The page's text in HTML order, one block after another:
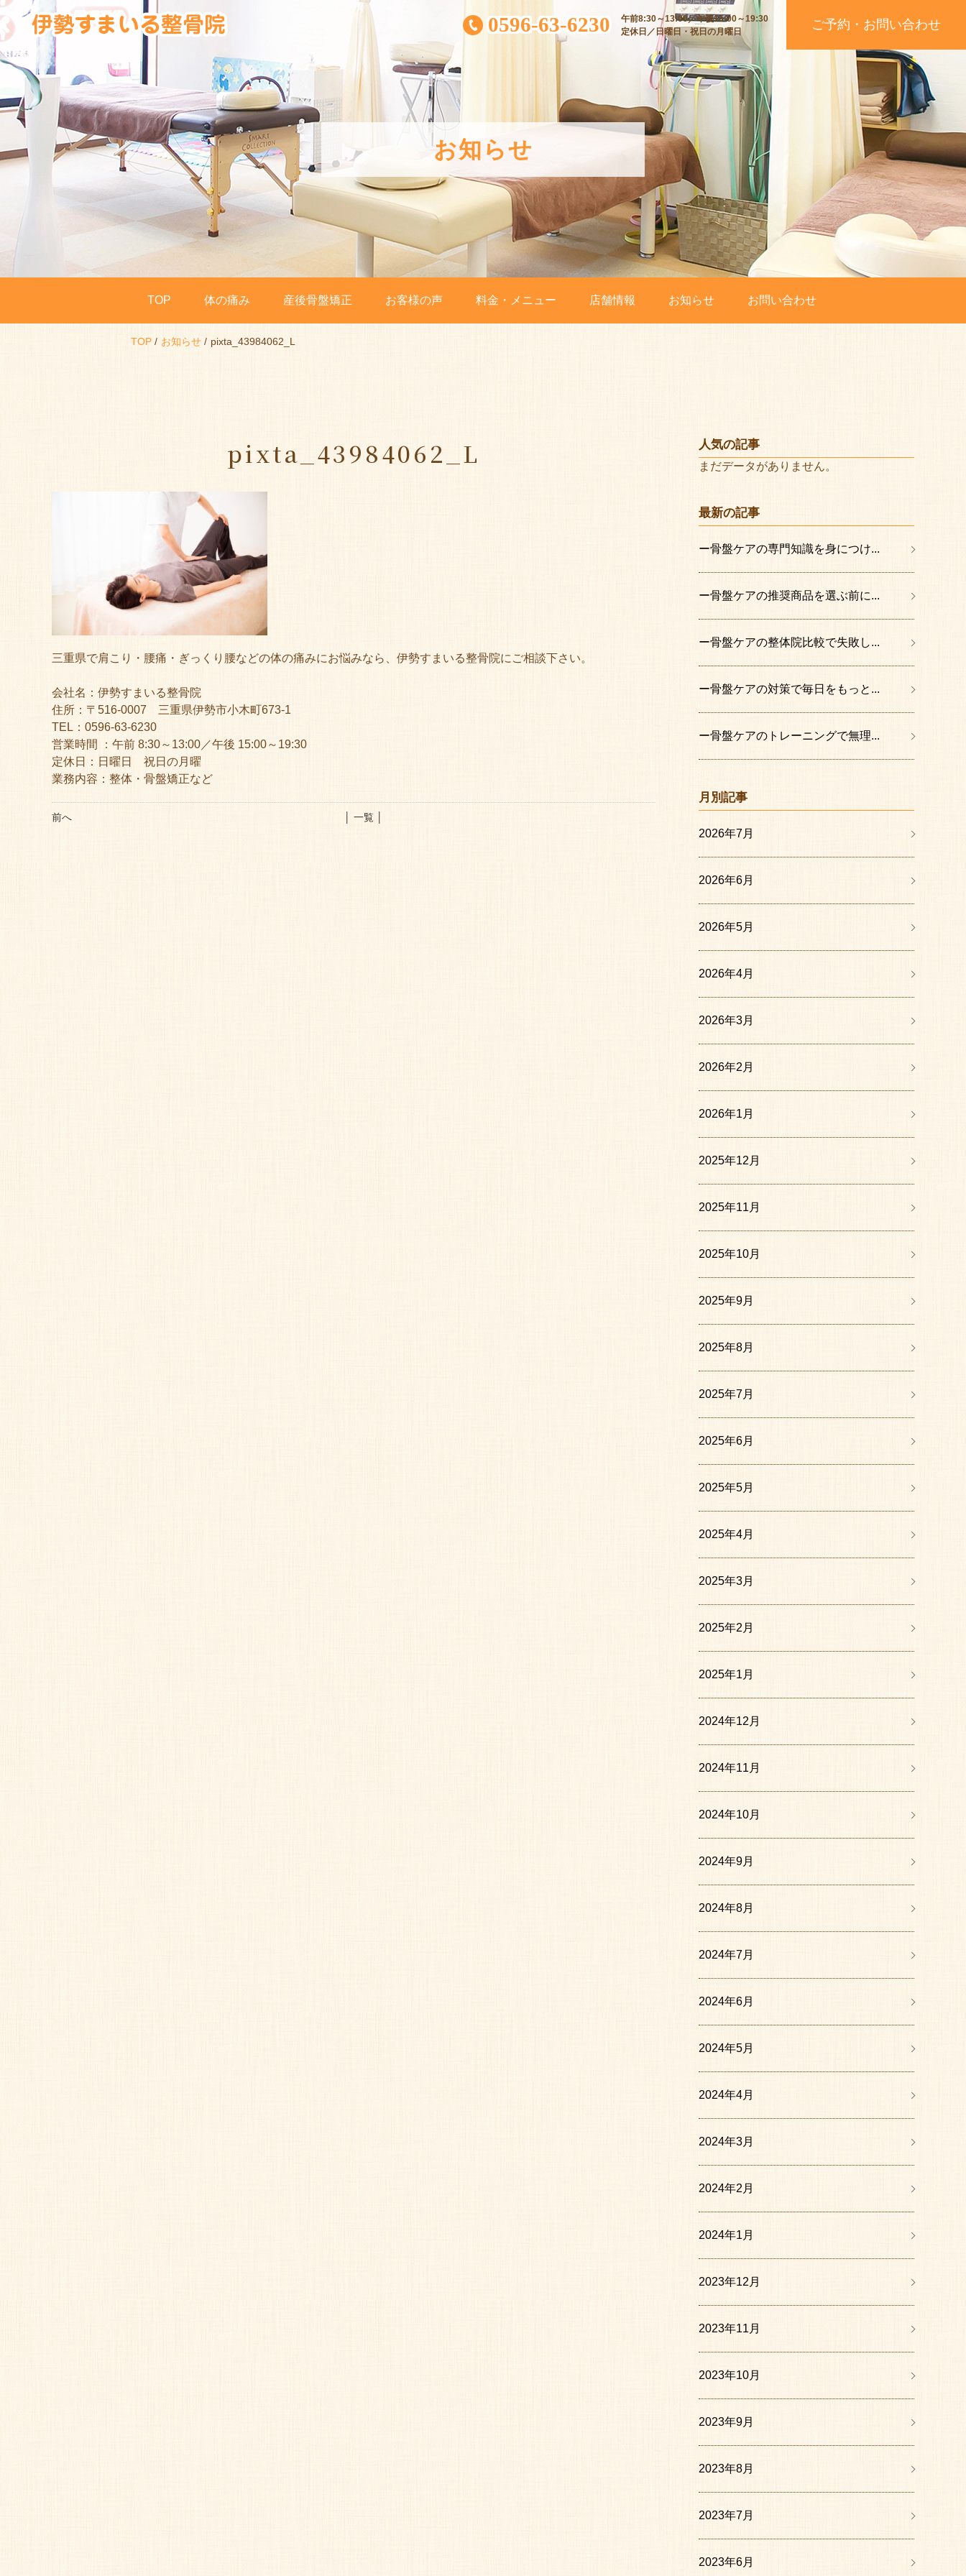
0596-63-6230
午前8:30～13:00／午後15:00～19:30
定休日／日曜日・祝日の月曜日
ご予約・お問い合わせ
お知らせ
TOP 体の痛み 産後骨盤矯正 お客様の声 料金・メニュー 店舗情報 お知らせ お問い合わせ
TOP お知らせ pixta_43984062_L
pixta_43984062_L
三重県で肩こり・腰痛・ぎっくり腰などの体の痛みにお悩みなら、伊勢すまいる整骨院にご相談下さい。
会社名：伊勢すまいる整骨院
住所：〒516-0007 三重県伊勢市小木町673-1
TEL：0596-63-6230
営業時間 ：午前 8:30～13:00／午後 15:00～19:30
定休日：日曜日 祝日の月曜
業務内容：整体・骨盤矯正など
前へ │ 一覧 │
人気の記事
まだデータがありません。
最新の記事
ー骨盤ケアの専門知識を身につけ...
ー骨盤ケアの推奨商品を選ぶ前に...
ー骨盤ケアの整体院比較で失敗し...
ー骨盤ケアの対策で毎日をもっと...
ー骨盤ケアのトレーニングで無理...
月別記事
2026年7月
2026年6月
2026年5月
2026年4月
2026年3月
2026年2月
2026年1月
2025年12月
2025年11月
2025年10月
2025年9月
2025年8月
2025年7月
2025年6月
2025年5月
2025年4月
2025年3月
2025年2月
2025年1月
2024年12月
2024年11月
2024年10月
2024年9月
2024年8月
2024年7月
2024年6月
2024年5月
2024年4月
2024年3月
2024年2月
2024年1月
2023年12月
2023年11月
2023年10月
2023年9月
2023年8月
2023年7月
2023年6月